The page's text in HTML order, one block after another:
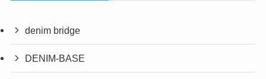
denim bridge
DENIM-BASE